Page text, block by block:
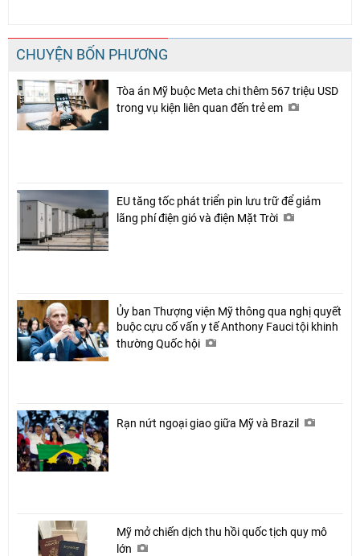
CHUYỆN BỐN PHƯƠNG
Tòa án Mỹ buộc Meta chi thêm 567 triệu USD
trong vụ kiện liên quan đến trẻ em
EU tăng tốc phát triển pin lưu trữ để giảm
lãng phí điện gió và điện Mặt Trời
Ủy ban Thượng viện Mỹ thông qua nghị quyết
buộc cựu cố vấn y tế Anthony Fauci tội khinh
thường Quốc hội
Rạn nứt ngoại giao giữa Mỹ và Brazil
Mỹ mở chiến dịch thu hồi quốc tịch quy mô
lớn